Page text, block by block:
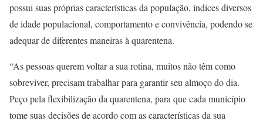
possui suas próprias características da população, índices diversos
de idade populacional, comportamento e convivência, podendo se
adequar de diferentes maneiras à quarentena.
“As pessoas querem voltar a sua rotina, muitos não têm como
sobreviver, precisam trabalhar para garantir seu almoço do dia.
Peço pela flexibilização da quarentena, para que cada município
tome suas decisões de acordo com as características da sua